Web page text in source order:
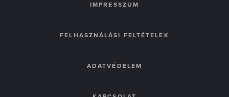
IMPRESSZUM
FELHASZNÁLÁSI FELTÉTELEK
ADATVÉDELEM